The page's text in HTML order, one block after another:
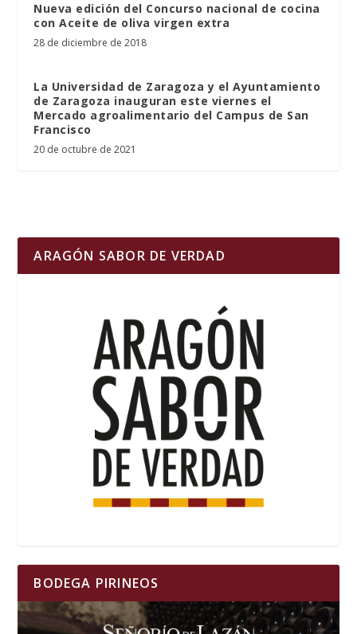
Nueva edición del Concurso nacional de cocina
con Aceite de oliva virgen extra
28 de diciembre de 2018
La Universidad de Zaragoza y el Ayuntamiento
de Zaragoza inauguran este viernes el
Mercado agroalimentario del Campus de San
Francisco
20 de octubre de 2021
ARAGÓN SABOR DE VERDAD
BODEGA PIRINEOS